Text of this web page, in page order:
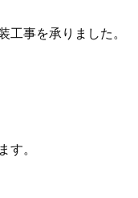
工事を承りました。
す。